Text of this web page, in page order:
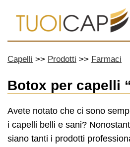
Capelli Prodotti Farmaci
Botox per capelli
Avete notato che ci sono
i capelli belli e sani?
siano tanti i prodotti